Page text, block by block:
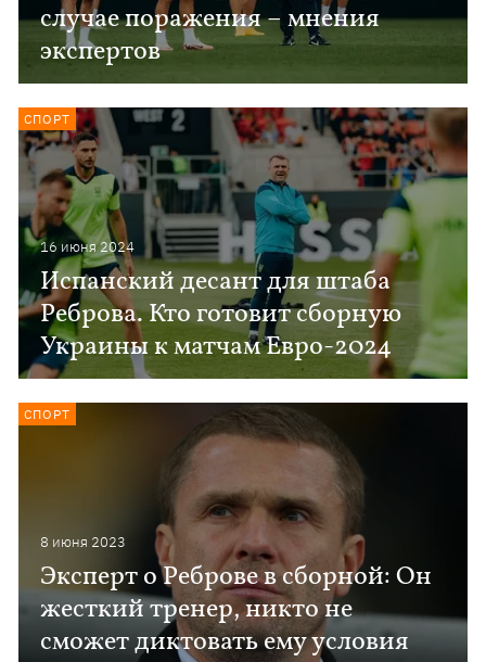
случае поражения – мнения
экспертов
16 июня 2024
Испанский десант для штаба
Реброва. Кто готовит сборную
Украины к матчам Евро-2024
СПОРТ
8 июня 2023
Эксперт о Реброве в сборной: Он
жесткий тренер, никто не
сможет диктовать ему условия
СПОРТ